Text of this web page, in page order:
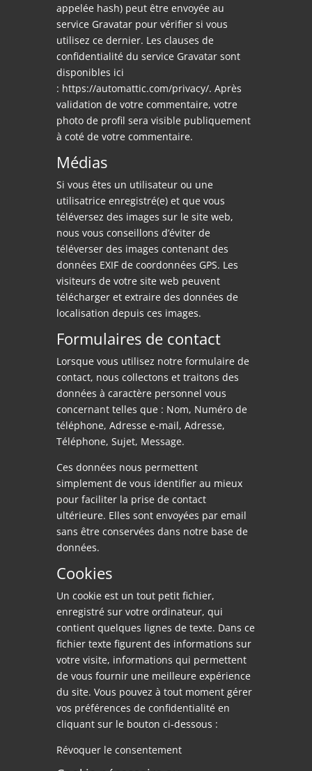
appelée hash) peut être envoyée au
service Gravatar pour vérifier si vous
utilisez ce dernier. Les clauses de
confidentialité du service Gravatar sont
disponibles ici
: https://automattic.com/privacy/. Après
validation de votre commentaire, votre
photo de profil sera visible publiquement
à coté de votre commentaire.
Médias
Si vous êtes un utilisateur ou une
utilisatrice enregistré(e) et que vous
téléversez des images sur le site web,
nous vous conseillons d’éviter de
téléverser des images contenant des
données EXIF de coordonnées GPS. Les
visiteurs de votre site web peuvent
télécharger et extraire des données de
localisation depuis ces images.
Formulaires de contact
Lorsque vous utilisez notre formulaire de
contact, nous collectons et traitons des
données à caractère personnel vous
concernant telles que : Nom, Numéro de
téléphone, Adresse e-mail, Adresse,
Téléphone, Sujet, Message.
Ces données nous permettent
simplement de vous identifier au mieux
pour faciliter la prise de contact
ultérieure. Elles sont envoyées par email
sans être conservées dans notre base de
données.
Cookies
Un cookie est un tout petit fichier,
enregistré sur votre ordinateur, qui
contient quelques lignes de texte. Dans ce
fichier texte figurent des informations sur
votre visite, informations qui permettent
de vous fournir une meilleure expérience
du site. Vous pouvez à tout moment gérer
vos préférences de confidentialité en
cliquant sur le bouton ci-dessous :
Révoquer le consentement